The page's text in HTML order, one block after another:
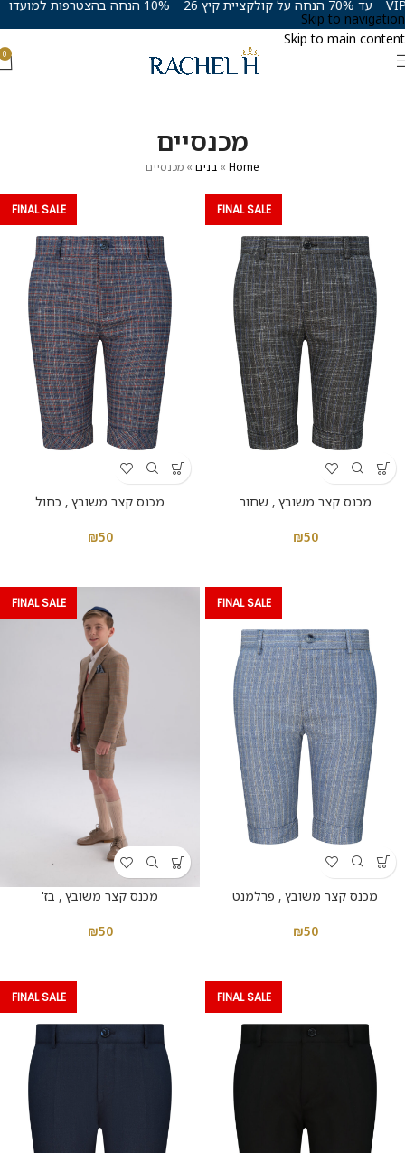
Skip to navigation
Skip to main content
0
מכנסיים
Home
» בנים » מכנסיים
FINAL SALE
מכנס קצר משובץ , שחור
₪50
FINAL SALE
מכנס קצר משובץ , כחול
₪50
FINAL SALE
מכנס קצר משובץ , פרלמנט
₪50
FINAL SALE
מכנס קצר משובץ , בז'
₪50
FINAL SALE
FINAL SALE
10% הנחה בהצטרפות למועדון VIP עד 70% הנחה על קולקציית קיץ 26